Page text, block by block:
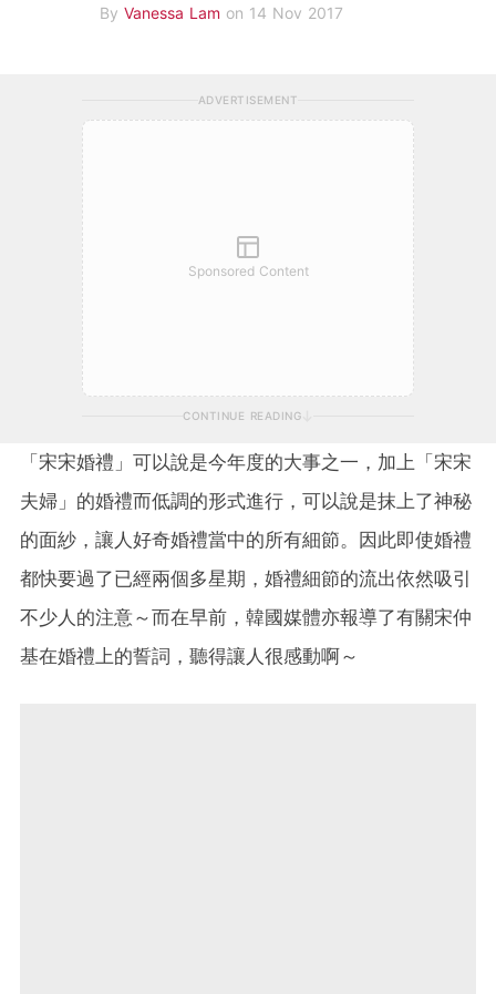
By Vanessa Lam on 14 Nov 2017
ADVERTISEMENT
Sponsored Content
CONTINUE READING
「宋宋婚禮」可以說是今年度的大事之一，加上「宋宋
夫婦」的婚禮而低調的形式進行，可以說是抹上了神秘
的面紗，讓人好奇婚禮當中的所有細節。因此即使婚禮
都快要過了已經兩個多星期，婚禮細節的流出依然吸引
不少人的注意～而在早前，韓國媒體亦報導了有關宋仲
基在婚禮上的誓詞，聽得讓人很感動啊～